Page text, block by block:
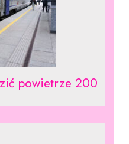
powietrze 200